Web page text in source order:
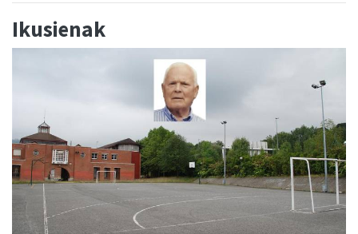
Ikusienak